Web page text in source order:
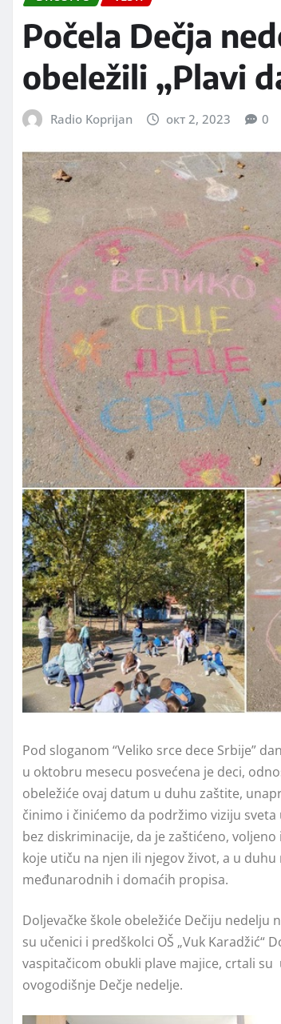
Počela Dečja
obeležili „Plavi
Radio Koprijan окт 2, 2023 0
Pod sloganom “Veliko srce dece Srbije”
u oktobru mesecu posvećena je deci,
obeležiće ovaj datum u duhu zaštite,
činimo i činićemo da podržimo viziju
bez diskriminacije, da je zaštićeno,
koje utiču na njen ili njegov život, a u
međunarodnih i domaćih propisa.
Doljevačke škole obeležiće Dečiju nedelju
su učenici i predškolci OŠ „Vuk
vaspitačicom obukli plave majice, crtali
ovogodišnje Dečje nedelje.